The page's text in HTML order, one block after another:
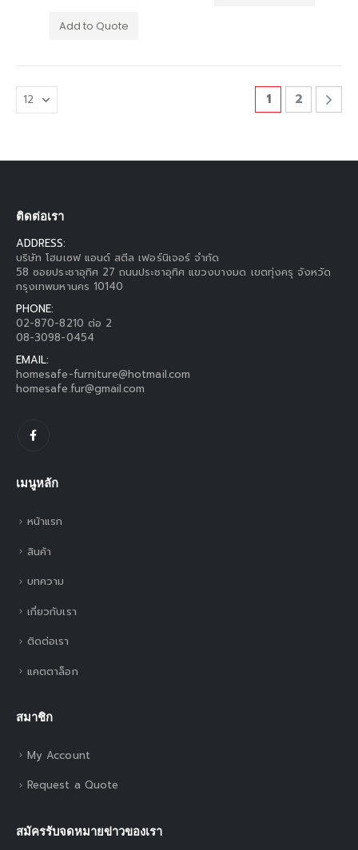
Add to Quote
1 2
ติดต่อเรา
ADDRESS:
บริษัท โฮมเซฟ แอนด์ สตีล เฟอร์นิเจอร์ จำกัด
58 ซอยประชาอุทิศ 27 ถนนประชาอุทิศ แขวงบางมด เขตทุ่งครุ จังหวัด
กรุงเทพมหานคร 10140
PHONE:
02-870-8210 ต่อ 2
08-3098-0454
EMAIL:
homesafe-furniture@hotmail.com
homesafe.fur@gmail.com
เมนูหลัก
หน้าแรก
สินค้า
บทความ
เกี่ยวกับเรา
ติดต่อเรา
แคตตาล็อก
สมาชิก
My Account
Request a Quote
สมัครรับจดหมายข่าวของเรา